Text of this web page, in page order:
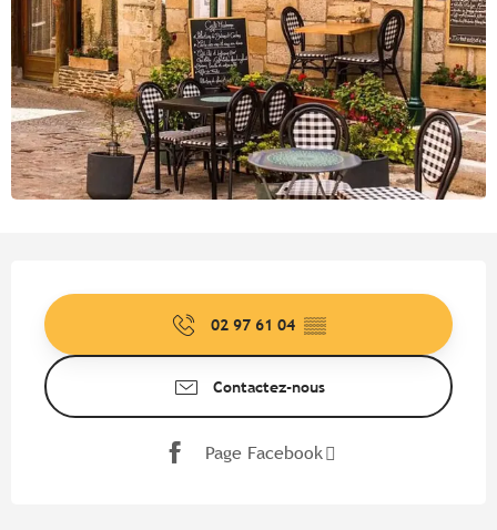
02 97 61 04 ▒▒
Contactez-nous
Page Facebook